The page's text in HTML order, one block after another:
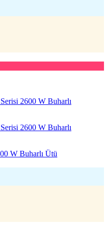
W Buharlı Ütü